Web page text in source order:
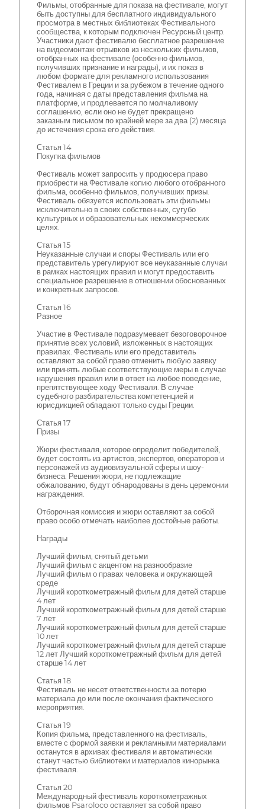
Фильмы, отобранные для показа на фестивале, могут
быть доступны для бесплатного индивидуального
просмотра в местных библиотеках Фестивального
сообщества, к которым подключен Ресурсный центр.
Участники дают фестивалю бесплатное разрешение
на видеомонтаж отрывков из нескольких фильмов,
отобранных на фестивале (особенно фильмов,
получивших признание и награды), и их показ в
любом формате для рекламного использования
Фестивалем в Греции и за рубежом в течение одного
года, начиная с даты представления фильма на
платформе, и продлевается по молчаливому
соглашению, если оно не будет прекращено
заказным письмом по крайней мере за два (2) месяца
до истечения срока его действия.
Статья 14
Покупка фильмов
Фестиваль может запросить у продюсера право
приобрести на Фестивале копию любого отобранного
фильма, особенно фильмов, получивших призы.
Фестиваль обязуется использовать эти фильмы
исключительно в своих собственных, сугубо
культурных и образовательных некоммерческих
целях.
Статья 15
Неуказанные случаи и споры Фестиваль или его
представитель урегулируют все неуказанные случаи
в рамках настоящих правил и могут предоставить
специальное разрешение в отношении обоснованных
и конкретных запросов.
Статья 16
Разное
Участие в Фестивале подразумевает безоговорочное
принятие всех условий, изложенных в настоящих
правилах. Фестиваль или его представитель
оставляют за собой право отменить любую заявку
или принять любые соответствующие меры в случае
нарушения правил или в ответ на любое поведение,
препятствующее ходу Фестиваля. В случае
судебного разбирательства компетенцией и
юрисдикцией обладают только суды Греции.
Статья 17
Призы
Жюри фестиваля, которое определит победителей,
будет состоять из артистов, экспертов, операторов и
персонажей из аудиовизуальной сферы и шоу-
бизнеса. Решения жюри, не подлежащие
обжалованию, будут обнародованы в день церемонии
награждения.
Отборочная комиссия и жюри оставляют за собой
право особо отмечать наиболее достойные работы.
Награды
Лучший фильм, снятый детьми
Лучший фильм с акцентом на разнообразие
Лучший фильм о правах человека и окружающей
среде
Лучший короткометражный фильм для детей старше
4 лет
Лучший короткометражный фильм для детей старше
7 лет
Лучший короткометражный фильм для детей старше
10 лет
Лучший короткометражный фильм для детей старше
12 лет Лучший короткометражный фильм для детей
старше 14 лет
Статья 18
Фестиваль не несет ответственности за потерю
материала до или после окончания фактического
мероприятия.
Статья 19
Копия фильма, представленного на фестиваль,
вместе с формой заявки и рекламными материалами
останутся в архивах фестиваля и автоматически
станут частью библиотеки и материалов кинорынка
фестиваля.
Статья 20
Международный фестиваль короткометражных
фильмов Psaroloco оставляет за собой право